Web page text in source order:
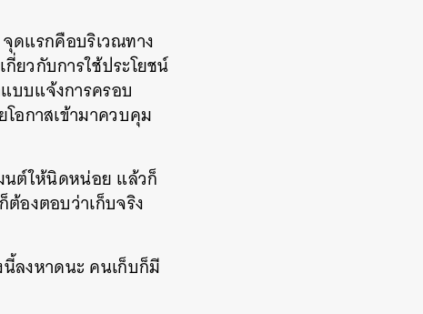
ดแรกคือบริเวณทาง
ยวกับการใช้ประโยชน์
บบแจ้งการครอบ
อกาสเข้ามาควบคุม
นต์ให้นิดหน่อย แล้วก็
ต้องตอบว่าเก็บจริง
นี้ลงหาดนะ คนเก็บก็มี